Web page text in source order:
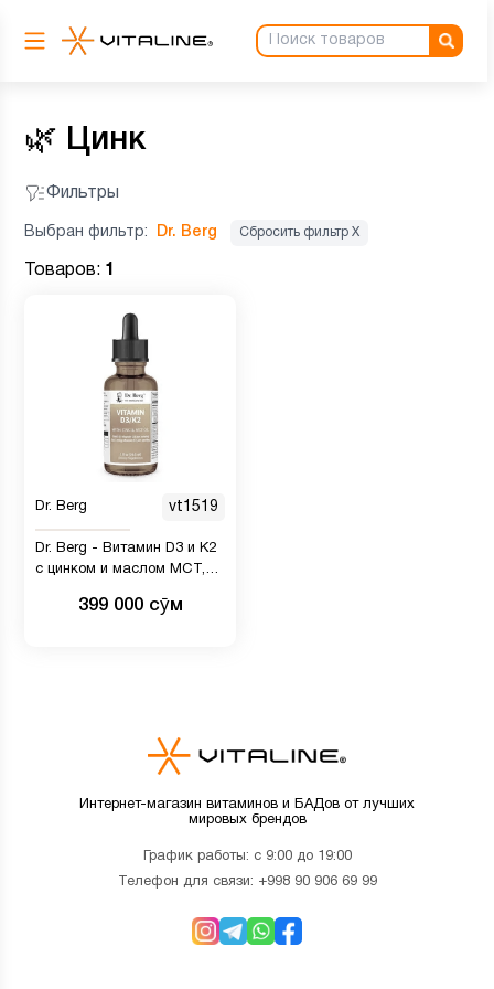
🌿 Цинк
Фильтры
Выбран фильтр: Dr. Berg Сбросить фильтр Х
Товаров: 1
Dr. Berg vt1519
Dr. Berg - Витамин D3 и K2
с цинком и маслом MCT,
399 000 сӯм
Интернет-магазин витаминов и БАДов от лучших
мировых брендов
График работы: с 9:00 до 19:00
Телефон для связи: +998 90 906 69 99